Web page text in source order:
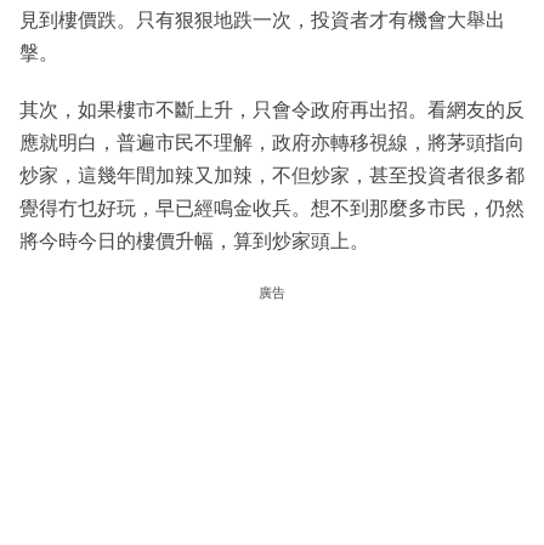
見到樓價跌。只有狠狠地跌一次，投資者才有機會大舉出
搫。
其次，如果樓市不斷上升，只會令政府再出招。看網友的反
應就明白，普遍市民不理解，政府亦轉移視線，將茅頭指向
炒家，這幾年間加辣又加辣，不但炒家，甚至投資者很多都
覺得冇乜好玩，早已經鳴金收兵。想不到那麼多市民，仍然
將今時今日的樓價升幅，算到炒家頭上。
廣告